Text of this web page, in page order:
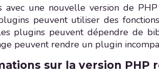
avec une nouvelle version de
peuvent utiliser des
plugins peuvent dépendre de
peuvent rendre un plugin
sur la version PHP